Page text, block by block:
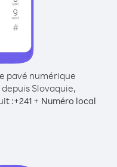
pavé numérique
Slovaquie,
:+241 + Numéro local